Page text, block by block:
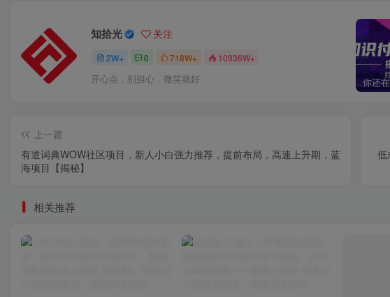
知拾光 关注
2W+ 0 718W+ 10936W+
开心点，别担心，微笑就好
上一篇
有道词典WOW社区项目，新人小白强力推荐，提前布局，高速上升期，蓝
海项目【揭秘】
低
相关推荐